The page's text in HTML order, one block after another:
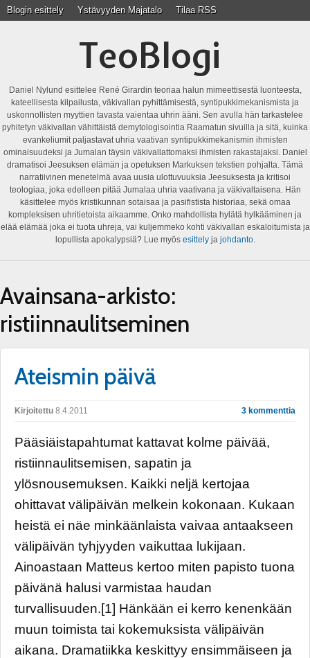
Blogin esittely Ystävyyden Majatalo Tilaa RSS
TeoBlogi
Daniel Nylund esittelee René Girardin teoriaa halun mimeettisestä luonteesta,
kateellisesta kilpailusta, väkivallan pyhittämisestä, syntipukkimekanismista ja
uskonnollisten myyttien tavasta vaientaa uhrin ääni. Sen avulla hän tarkastelee
pyhitetyn väkivallan vähittäistä demytologisointia Raamatun sivuilla ja sitä, kuinka
evankeliumit paljastavat uhria vaativan syntipukkimekanismin ihmisten
ominaisuudeksi ja Jumalan täysin väkivallattomaksi ihmisten rakastajaksi. Daniel
dramatisoi Jeesuksen elämän ja opetuksen Markuksen tekstien pohjalta. Tämä
narratiivinen menetelmä avaa uusia ulottuvuuksia Jeesuksesta ja kritisoi
teologiaa, joka edelleen pitää Jumalaa uhria vaativana ja väkivaltaisena. Hän
käsittelee myös kristikunnan sotaisaa ja pasifistista historiaa, sekä omaa
kompleksisen uhritietoista aikaamme. Onko mahdollista hylätä hylkääminen ja
elää elämää joka ei tuota uhreja, vai kuljemmeko kohti väkivallan eskaloitumista ja
lopullista apokalypsiä? Lue myös esittelyja johdanto.
Avainsana-arkisto:
ristiinnaulitseminen
Ateismin päivä
Kirjoitettu 8.4.2011 3 kommenttia
Pääsiäistapahtumat kattavat kolme päivää,
ristiinnaulitsemisen, sapatin ja
ylösnousemuksen. Kaikki neljä kertojaa
ohittavat välipäivän melkein kokonaan. Kukaan
heistä ei näe minkäänlaista vaivaa antaakseen
välipäivän tyhjyyden vaikuttaa lukijaan.
Ainoastaan Matteus kertoo miten papisto tuona
päivänä halusi varmistaa haudan
turvallisuuden.[1] Hänkään ei kerro kenenkään
muun toimista tai kokemuksista välipäivän
aikana. Dramatiikka keskittyy ensimmäiseen ja